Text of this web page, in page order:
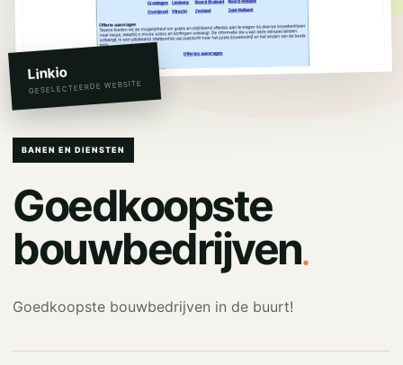
Linkio
GESELECTEERDE WEBSITE
BANEN EN DIENSTEN
Goedkoopste
bouwbedrijven.
Goedkoopste bouwbedrijven in de buurt!